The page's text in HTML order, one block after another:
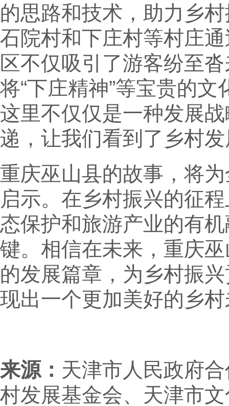
的思路和技术，助力乡
石院村和下庄村等村庄
区不仅吸引了游客纷至
将“下庄精神”等宝贵的
这里不仅仅是一种发展
递，让我们看到了乡村
重庆巫山县的故事，将
启示。在乡村振兴的征
态保护和旅游产业的有
键。相信在未来，重庆
的发展篇章，为乡村振
现出一个更加美好的乡
来源： 天津市人民政府
村发展基金会、天津市